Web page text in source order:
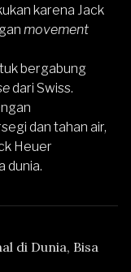
karena Jack
movement
bergabung
dari Swiss.
dan tahan air,
Heuer
dunia.
di Dunia, Bisa